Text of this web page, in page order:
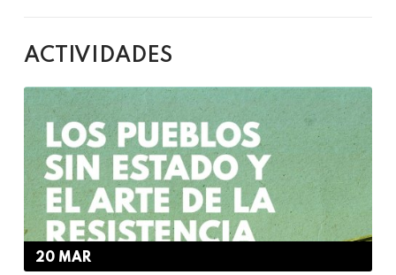
ACTIVIDADES
20 MAR